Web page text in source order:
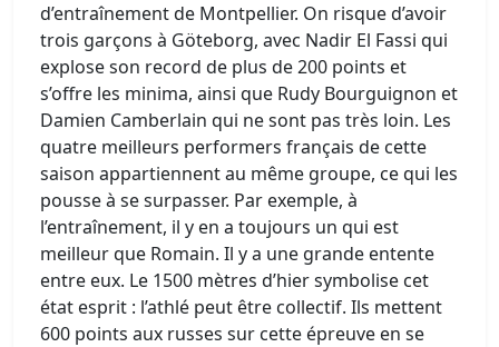
d’entraînement de Montpellier. On risque d’avoir
trois garçons à Göteborg, avec Nadir El Fassi qui
explose son record de plus de 200 points et
s’offre les minima, ainsi que Rudy Bourguignon et
Damien Camberlain qui ne sont pas très loin. Les
quatre meilleurs performers français de cette
saison appartiennent au même groupe, ce qui les
pousse à se surpasser. Par exemple, à
l’entraînement, il y en a toujours un qui est
meilleur que Romain. Il y a une grande entente
entre eux. Le 1500 mètres d’hier symbolise cet
état esprit : l’athlé peut être collectif. Ils mettent
600 points aux russes sur cette épreuve en se